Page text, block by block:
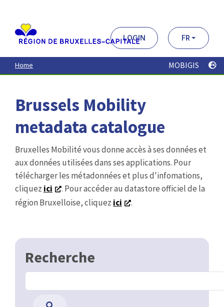
contenu
principal
LOGIN FR
Home MOBIGIS
Brussels Mobility
metadata catalogue
Bruxelles Mobilité vous donne accès à ses données et
aux données utilisées dans ses applications. Pour
télécharger les métadonnées et plus d'infomations,
cliquez ici
. Pour accéder au datastore officiel de la
région Bruxelloise, cliquez ici .
Recherche